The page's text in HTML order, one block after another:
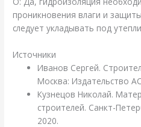
проникновения влаги и
следует укладывать под
Источники
Иванов Сергей.
Москва: Издательство
Кузнецов Николай.
строителей. Санкт-
2020.